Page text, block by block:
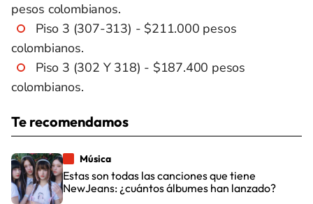
pesos colombianos.
Piso 3 (307-313) - $211.000 pesos
colombianos.
Piso 3 (302 Y 318) - $187.400 pesos
colombianos.
Te recomendamos
Música
Estas son todas las canciones que tiene
NewJeans: ¿cuántos álbumes han lanzado?